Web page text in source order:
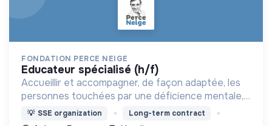
FONDATION PERCE NEIGE
educateur spécialisé (h/f)
Accueillir et accompagner, de façon adaptée, les
personnes touchées par une déficience mentale,
un handicap physique ou psychique
💡 SSE organization Long-term contract